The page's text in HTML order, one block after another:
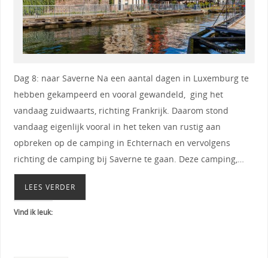
Dag 8: naar Saverne Na een aantal dagen in Luxemburg te
hebben gekampeerd en vooral gewandeld, ging het
vandaag zuidwaarts, richting Frankrijk. Daarom stond
vandaag eigenlijk vooral in het teken van rustig aan
opbreken op de camping in Echternach en vervolgens
richting de camping bij Saverne te gaan. Deze camping,…
LEES VERDER
Vind ik leuk: